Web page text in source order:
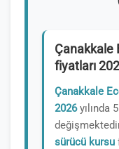
Çanakkale
fiyatları
Çanakkale
2026yılında
sürücü kursu